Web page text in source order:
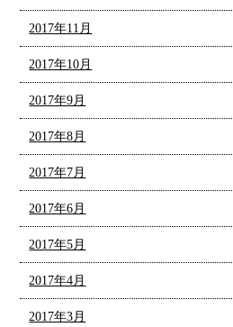
2017年11月
2017年10月
2017年9月
2017年8月
2017年7月
2017年6月
2017年5月
2017年4月
2017年3月